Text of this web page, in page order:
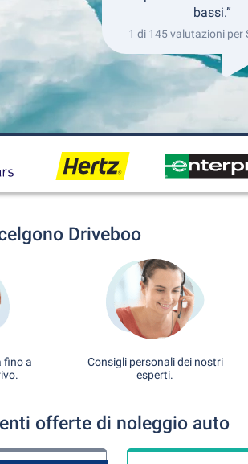
bassi.”
1 di 145 valutazioni per
Driveboo
fino a
Consigli personali dei nostri
esperti.
offerte di noleggio auto